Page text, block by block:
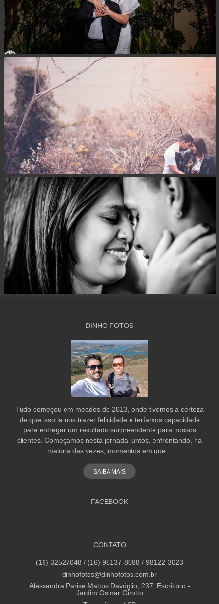
DINHO FOTOS
Tudo começou em meados de 2013, onde tivemos a certeza
de que isso ia nos trazer felicidade e teríamos capacidade
para entregar um resultado surpreendente para nossos
clientes. Começamos nesta jornada juntos, enfrentando, na
maioria das vezes, momentos em que...
SAIBA MAIS
FACEBOOK
CONTATO
(16) 32527048 / (16) 98137-8088 / 98122-3023
dinhofotos@dinhofotos.com.br
Alessandra Parise Mattos Davóglio, 237, Escritorio -
Jardim Osmar Girotto